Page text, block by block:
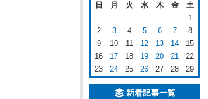
日 月 火 水 木 金
土
1
2
3 4 5 6 7
8
9
10 11 12 13 14
15
16
17 18 19 20 21
22
23
24 25 26 27 28 29